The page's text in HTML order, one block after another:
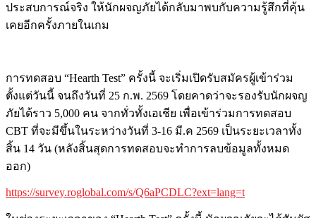
ประสบการณ์จริง ให้นักผจญภัยได้กลับมาพบกับความรู้สึกที่คุ้น
เคยอีกครั้งภายในเกม
การทดสอบ “Hearth Test” ครั้งนี้ จะเริ่มเปิดรับสมัครผู้เข้าร่วม
ตั้งแต่วันนี้ จนถึงวันที่ 25 ก.พ. 2569 โดยคาดว่าจะรองรับนักผจญ
ภัยได้ราว 5,000 คน จากทั่วทั้งเอเชีย เพื่อเข้าร่วมการทดสอบ
CBT ที่จะมีขึ้นในระหว่างวันที่ 3-16 มี.ค 2569 เป็นระยะเวลาทั้ง
สิ้น 14 วัน (หลังสิ้นสุดการทดสอบจะทำการลบข้อมูลทั้งหมด
ออก)
https://survey.roglobal.com/s/Q6aPCDLC?ext=lang=t